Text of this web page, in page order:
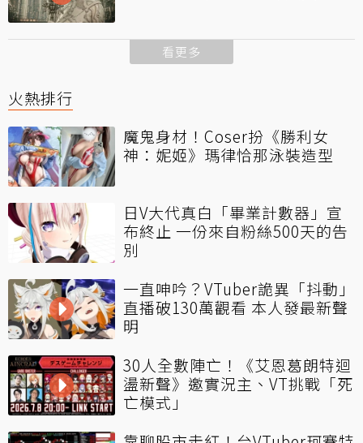
看更多
火熱排行
魔鬼身材！Coser扮《勝利女
神：妮姬》瑪律恰那泳裝造型
日V大代真白「畢業計數器」宣
布終止 一份來自粉絲500天的告
別
一直呻吟？VTuber詭異「抖動」
直播破130萬觀看 本人發最新聲
明
30人全數陣亡！《艾恩葛朗特迴
盪新聲》邀實況主、VT挑戰「死
亡模式」